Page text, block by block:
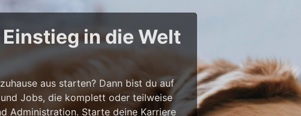
in die Welt
aus starten? Dann bist du auf
Jobs, die komplett oder teilweise
Administration. Starte deine Karriere